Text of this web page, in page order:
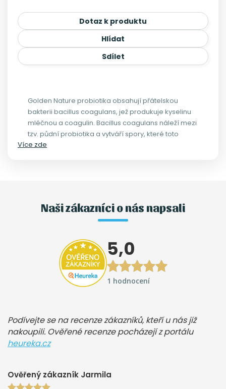
Dotaz k produktu
Hlídat
Sdílet
Golden Nature probiotika obsahují přátelskou
bakterii bacillus coagulans, jež produkuje kyselinu
mléčnou a coagulin. Bacillus coagulans náleží mezi
tzv. půdní probiotika a vytváří spory, které toto
probiotikum chrání před žaludečními šťávami,
Více zde
Naši zákazníci o nás napsali
5,0
1 hodnocení
Podívejte se na recenze zákazníků, kteří u nás již
nakoupili. Ověřené recenze pocházejí z portálu
heureka.cz
Ověřený zákazník Jarmila